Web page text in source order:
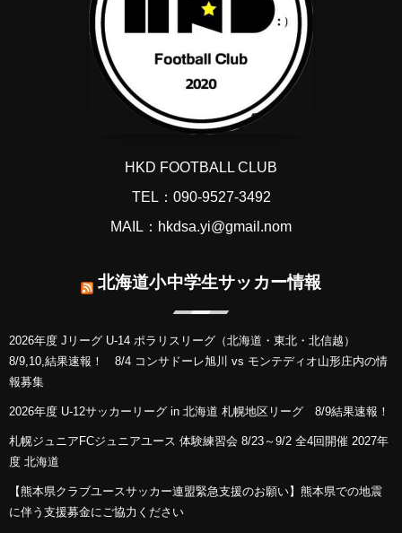
HKD FOOTBALL CLUB
TEL：090-9527-3492
MAIL：hkdsa.yi@gmail.nom
北海道小中学生サッカー情報
2026年度 Jリーグ U-14 ポラリスリーグ（北海道・東北・北信越）
8/9,10,結果速報！ 8/4 コンサドーレ旭川 vs モンテディオ山形庄内の情
報募集
2026年度 U-12サッカーリーグ in 北海道 札幌地区リーグ 8/9結果速報！
札幌ジュニアFCジュニアユース 体験練習会 8/23～9/2 全4回開催 2027年
度 北海道
【熊本県クラブユースサッカー連盟緊急支援のお願い】熊本県での地震
に伴う支援募金にご協力ください